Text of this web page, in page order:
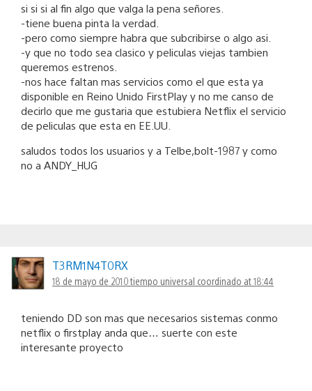
si si si al fin algo que valga la pena señores.
-tiene buena pinta la verdad.
-pero como siempre habra que subcribirse o algo asi.
-y que no todo sea clasico y peliculas viejas tambien
queremos estrenos.
-nos hace faltan mas servicios como el que esta ya
disponible en Reino Unido FirstPlay y no me canso de
decirlo que me gustaria que estubiera Netflix el servicio
de peliculas que esta en EE.UU.
saludos todos los usuarios y a Telbe,bolt-1987 y como
no a ANDY_HUG
T3RM1N4T0RX
18 de mayo de 2010 tiempo universal coordinado at 18:44
teniendo DD son mas que necesarios sistemas conmo
netflix o firstplay anda que… suerte con este
interesante proyecto